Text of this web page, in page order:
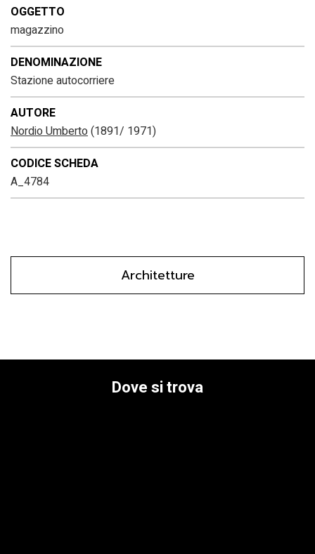
OGGETTO
magazzino
DENOMINAZIONE
Stazione autocorriere
AUTORE
Nordio Umberto(1891/ 1971)
CODICE SCHEDA
A_4784
Architetture
Dove si trova